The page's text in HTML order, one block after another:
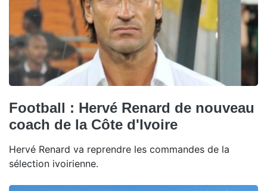
Football : Hervé Renard de nouveau
coach de la Côte d'Ivoire
Hervé Renard va reprendre les commandes de la
sélection ivoirienne.